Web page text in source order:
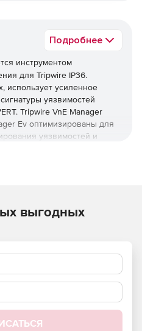
Подробнее
инструментом
для Tripwire IP36.
использует усиленное
уязвимостей
Tripwire VnE Manager
Ev оптимизированы для
уязвимостей и
выгодных